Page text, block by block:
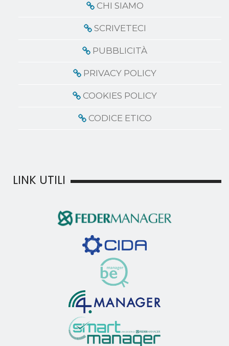
CHI SIAMO
SCRIVETECI
PUBBLICITÀ
PRIVACY POLICY
COOKIES POLICY
CODICE ETICO
LINK UTILI